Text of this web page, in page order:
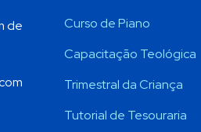
de
Curso de Piano
Capacitação Teológica
Trimestral da Criança
Tutorial de Tesouraria